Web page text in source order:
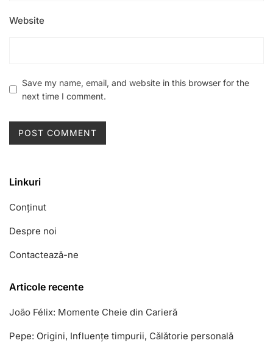
Website
Save my name, email, and website in this browser for the
next time I comment.
Linkuri
Conținut
Despre noi
Contactează-ne
Articole recente
João Félix: Momente Cheie din Carieră
Pepe: Origini, Influențe timpurii, Călătorie personală